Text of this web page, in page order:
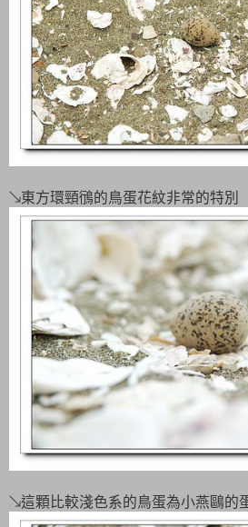
↘東方環頸鴴的鳥蛋花紋非常的特別
↘這顆比較淺色系的鳥蛋為小燕鷗的